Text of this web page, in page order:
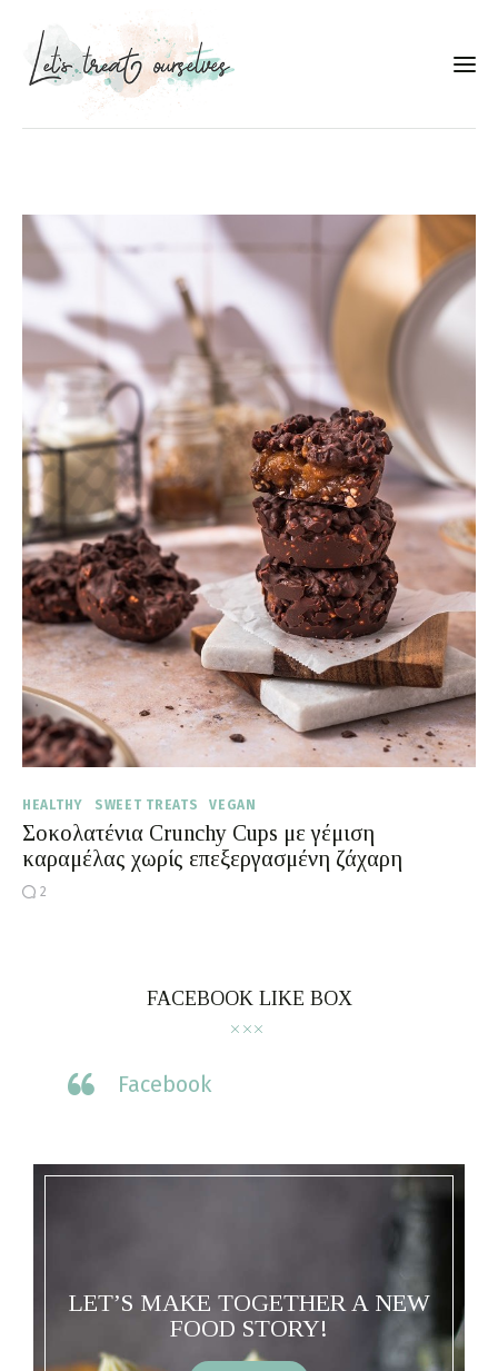
Portfolio
Services
Food photography tips
Επικοινωνία
Συνεργασίες
Moments of Mine
FAQ
HEALTHY SWEET TREATS VEGAN
Σοκολατένια Crunchy Cups με γέμιση
καραμέλας χωρίς επεξεργασμένη ζάχαρη
2
FACEBOOK LIKE BOX
Facebook
LET’S MAKE TOGETHER A NEW
FOOD STORY!